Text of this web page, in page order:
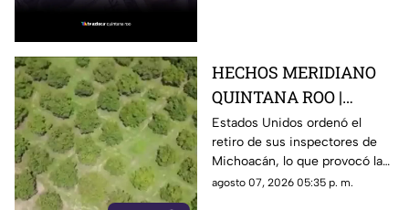
HECHOS MERIDIANO
QUINTANA ROO |
E.E.U.U retira a sus
inspectores en
Michoacán y provocá
la suspensión de
Estados Unidos ordenó el
retiro de sus inspectores de
Michoacán, lo que provocó la
suspensión de las
agosto 07, 2026 05:35 p. m.